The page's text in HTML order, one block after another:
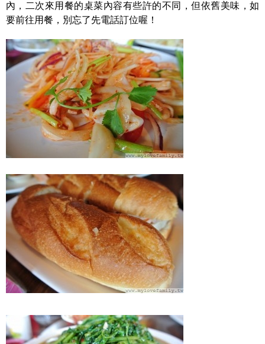
內，二次來用餐的桌菜內容有些許的不同，但依舊美味，如
要前往用餐，別忘了先電話訂位喔！